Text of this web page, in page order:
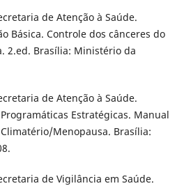
de Atenção à Saúde.
Básica. Controle dos cânceres do
2.ed. Brasília: Ministério da
de Atenção à Saúde.
Estratégicas. Manual
Menopausa. Brasília:
de Vigilância em Saúde.